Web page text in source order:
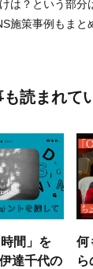
は？という部分
施策事例もまと
も読まれて
間」を
達千代の
何
ら